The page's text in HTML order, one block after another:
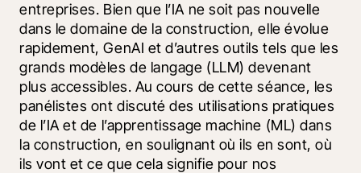
entreprises. Bien que l’IA ne soit pas nouvelle
dans le domaine de la construction, elle évolue
rapidement, GenAI et d’autres outils tels que les
grands modèles de langage (LLM) devenant
plus accessibles. Au cours de cette séance, les
panélistes ont discuté des utilisations pratiques
de l’IA et de l’apprentissage machine (ML) dans
la construction, en soulignant où ils en sont, où
ils vont et ce que cela signifie pour nos